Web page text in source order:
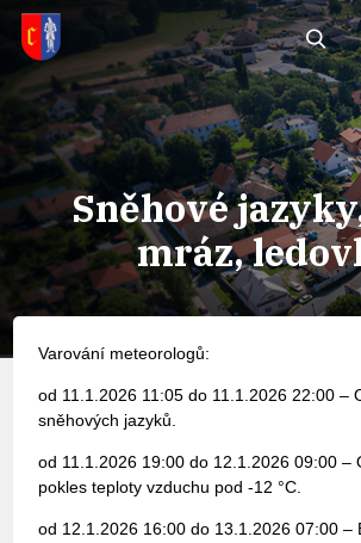
Sněhové
mráz,
Varování meteorologů:
od 11.1.2026 11:05 do 11.1.2026 22:00 –
sněhových jazyků.
od 11.1.2026 19:00 do 12.1.2026 09:00 –
pokles teploty vzduchu pod -12 °C.
od 12.1.2026 16:00 do 13.1.2026 07:00 –